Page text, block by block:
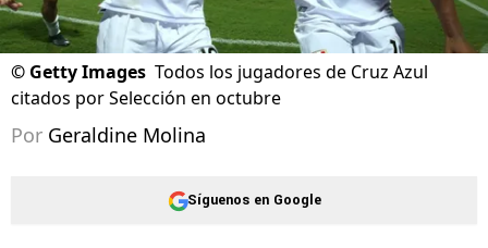
© Getty Images Todos los jugadores de Cruz Azul
citados por Selección en octubre
Por Geraldine Molina
Síguenos en Google